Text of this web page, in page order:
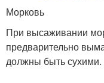
Морковь
При высаживании
предварительно
должны быть сухими.